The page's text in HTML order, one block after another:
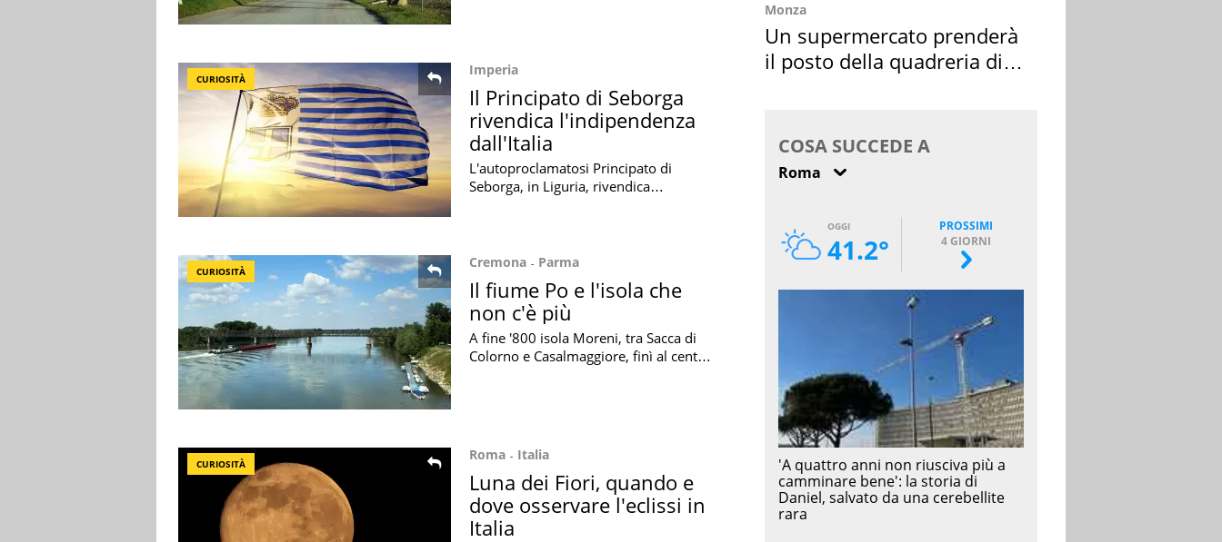
CURIOSITÀ
Imperia
Il Principato di Seborga
rivendica l'indipendenza
dall'Italia
L'autoproclamatosi Principato di
Seborga, in Liguria, rivendica
CURIOSITÀ
Cremona Parma
Il fiume Po e l'isola che
non c'è più
A fine '800 isola Moreni, tra Sacca di
Colorno e Casalmaggiore, finì al centro
CURIOSITÀ
Roma Italia
Luna dei Fiori, quando e
dove osservare l'eclissi in
Italia
Monza
Un supermercato prenderà
il posto della quadreria di